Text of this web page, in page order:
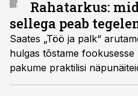
Rahatarkus:
sellega peab
Saates „Töö ja palk“
hulgas tõstame
pakume praktilisi
pere rahalise heaoluga